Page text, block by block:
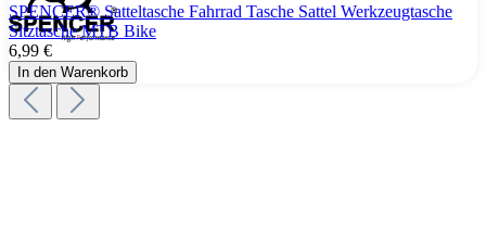
SPENCER® Satteltasche Fahrrad Tasche Sattel Werkzeugtasche
Sitztasche MTB Bike
6,99 €
In den Warenkorb